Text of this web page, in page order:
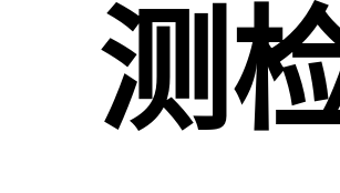
测